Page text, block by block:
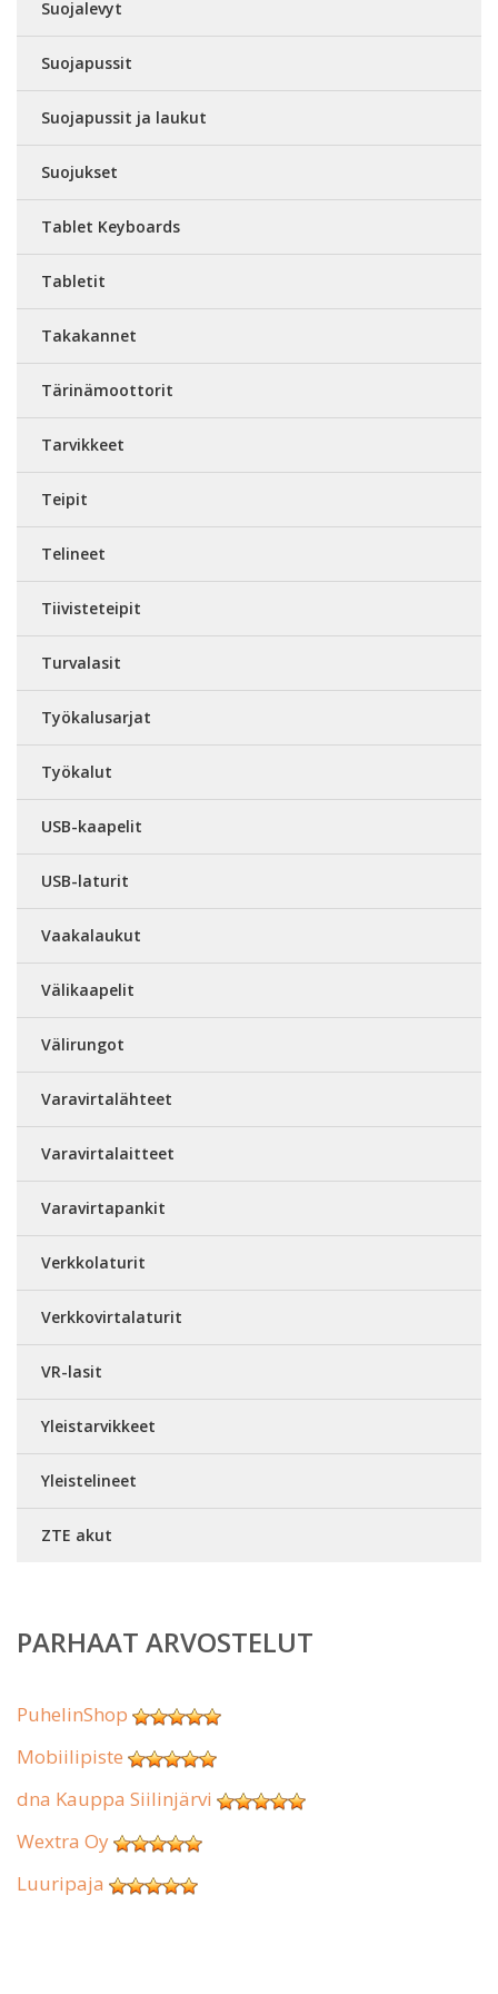
Suojalevyt
Suojapussit
Suojapussit ja laukut
Suojukset
Tablet Keyboards
Tabletit
Takakannet
Tärinämoottorit
Tarvikkeet
Teipit
Telineet
Tiivisteteipit
Turvalasit
Työkalusarjat
Työkalut
USB-kaapelit
USB-laturit
Vaakalaukut
Välikaapelit
Välirungot
Varavirtalähteet
Varavirtalaitteet
Varavirtapankit
Verkkolaturit
Verkkovirtalaturit
VR-lasit
Yleistarvikkeet
Yleistelineet
ZTE akut
PARHAAT ARVOSTELUT
PuhelinShop
Mobiilipiste
dna Kauppa Siilinjärvi
Wextra Oy
Luuripaja